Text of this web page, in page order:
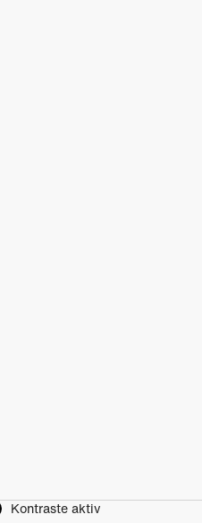
Kontraste aktiv